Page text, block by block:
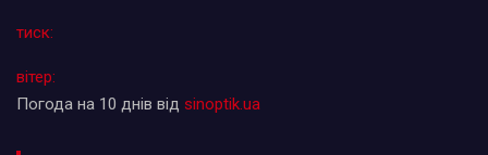
тиск:
вітер:
Погода на 10 днів від sinoptik.ua